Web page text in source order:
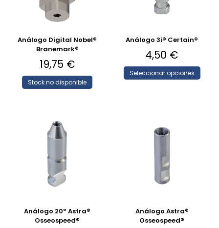
Análogo Digital Nobel®
Branemark®
19,75 €
Stock no disponible
Análogo 3i® Certain®
4,50 €
Seleccionar opciones
Análogo 20º Astra®
Osseospeed®
Análogo Astra®
Osseospeed®